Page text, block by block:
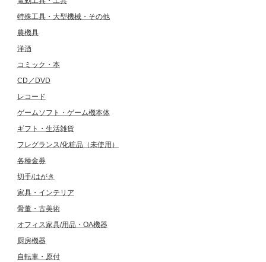
特殊工具・大型機械・その他
農機具
洋酒
コミック・本
CD／DVD
レコード
ゲームソフト・ゲーム機本体
ギフト・生活雑貨
フレグランス/化粧品（未使用）
各種金券
切手/はがき
家具・インテリア
骨董・古美術
オフィス家具/用品・OA機器
厨房機器
自転車・原付